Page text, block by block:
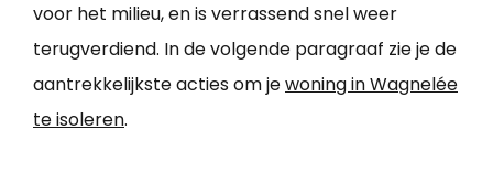
voor het milieu, en is verrassend snel weer
terugverdiend. In de volgende paragraaf zie je de
aantrekkelijkste acties om jewoning in Wagnelée
te isoleren.